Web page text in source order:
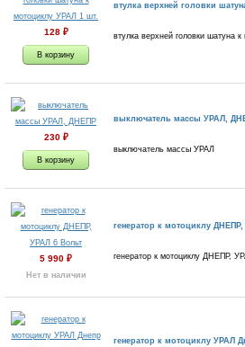
128 ₽
втулка верхней головки
втулка верхней головки шатуна
230 ₽
выключатель массы УРАЛ,
выключатель массы УРАЛ
5 990 ₽
Нет в наличии
генератор к мотоциклу
генератор к мотоциклу ДНЕПР,
генератор к мотоциклу УРАЛ